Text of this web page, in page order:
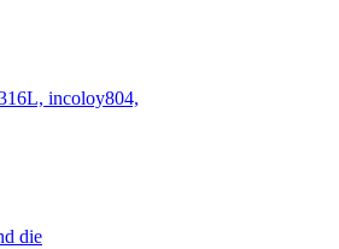
incoloy804,
die